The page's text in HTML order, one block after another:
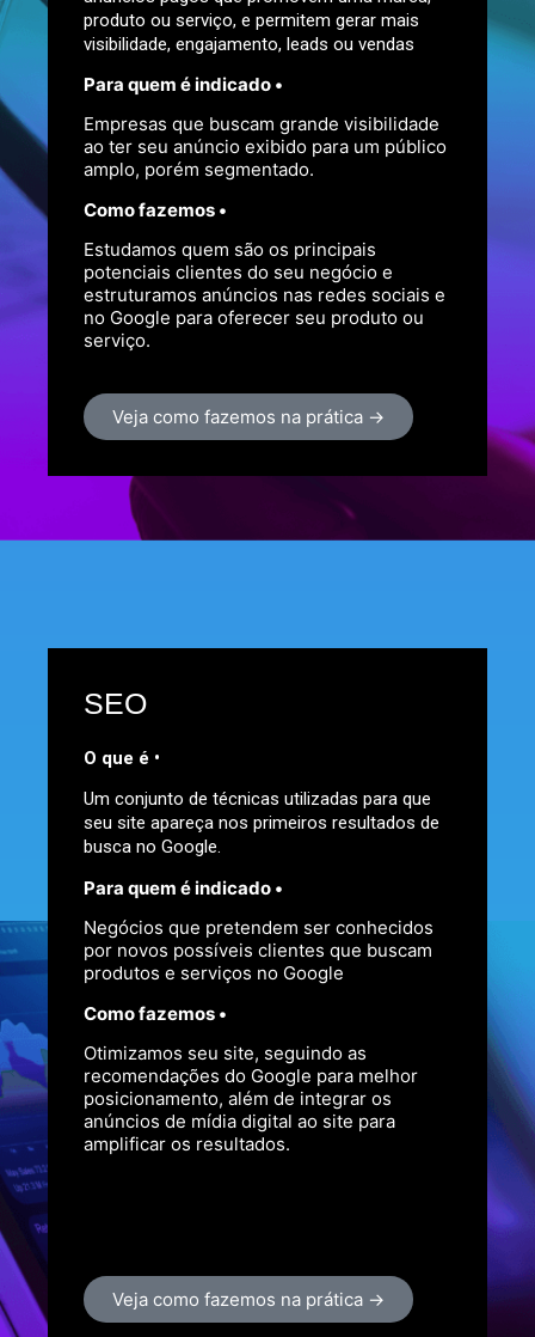
produto ou serviço, e permitem gerar mais
visibilidade, engajamento, leads ou vendas
Para quem é indicado •
Empresas que buscam grande visibilidade
ao ter seu anúncio exibido para um público
amplo, porém segmentado.
Como fazemos •
Estudamos quem são os principais
potenciais clientes do seu negócio e
estruturamos anúncios nas redes sociais e
no Google para oferecer seu produto ou
serviço.
Veja como fazemos na prática →
O que podemos fazer pelo seu
negócio?
SEO
O que é •
Um conjunto de técnicas utilizadas para que
seu site apareça nos primeiros resultados de
busca no Google.
Para quem é indicado •
Negócios que pretendem ser conhecidos
por novos possíveis clientes que buscam
produtos e serviços no Google
Como fazemos •
Otimizamos seu site, seguindo as
recomendações do Google para melhor
posicionamento, além de integrar os
anúncios de mídia digital ao site para
amplificar os resultados.
Veja como fazemos na prática →